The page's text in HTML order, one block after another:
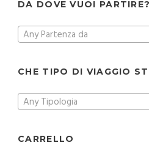
DA DOVE VUOI PARTIRE?
Any Partenza da
CHE TIPO DI VIAGGIO
Any Tipologia
CARRELLO